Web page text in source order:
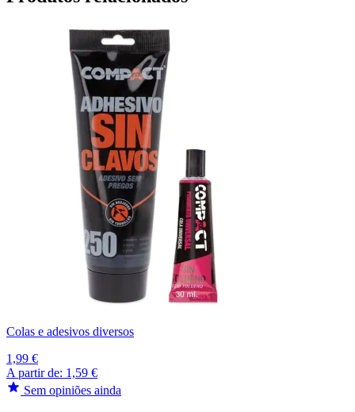
Colas e adesivos diversos
1,99 €
A partir de: 1,59 €
Sem opiniões ainda